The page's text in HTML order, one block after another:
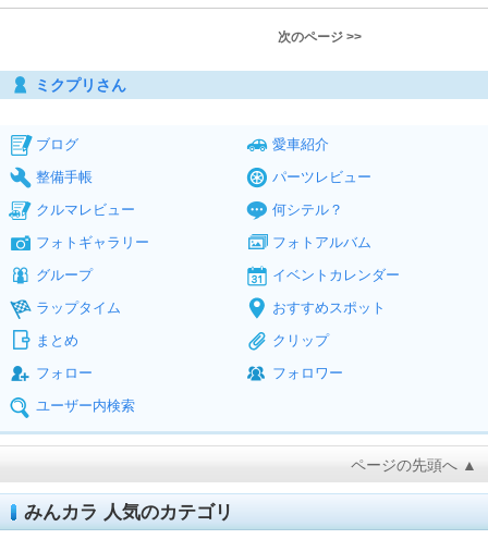
次のページ >>
ミクプリさん
ブログ
愛車紹介
整備手帳
パーツレビュー
クルマレビュー
何シテル？
フォトギャラリー
フォトアルバム
グループ
イベントカレンダー
ラップタイム
おすすめスポット
まとめ
クリップ
フォロー
フォロワー
ユーザー内検索
ページの先頭へ ▲
みんカラ 人気のカテゴリ